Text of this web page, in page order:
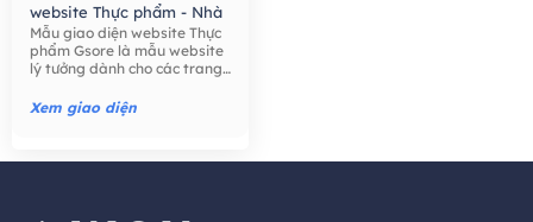
website Thực phẩm - Nhà
Hàng,Mẫu giao diện
website Bán hàng -
Thương mại điện tử,
Mẫu giao diện website Thực
phẩm Gsore là mẫu website
lý tưởng dành cho các trang
phẩm, công ty thực phẩm,
thực phẩm hữu cơ, nước ép
Xem giao diện